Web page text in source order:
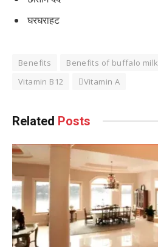
घरघराहट
Benefits Benefits of buffalo milk
Vitamin B12
Vitamin A
Related Posts